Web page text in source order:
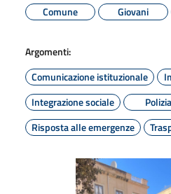
Comune
Giovani
Argomenti:
Comunicazione istituzionale
Integrazione sociale
Polizia
Risposta alle emergenze